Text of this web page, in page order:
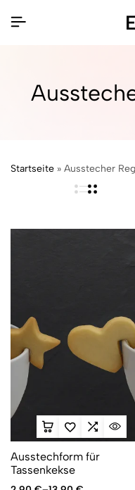
Startseite » Ausstecher
Ausstechform für
Tassenkekse